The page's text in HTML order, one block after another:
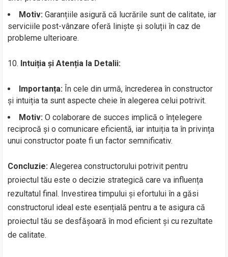
Motiv: Garanțiile asigură că lucrările sunt de calitate, iar
serviciile post-vânzare oferă liniște și soluții în caz de
probleme ulterioare.
10. Intuiția și Atenția la Detalii:
Importanța: În cele din urmă, încrederea în constructor
și intuiția ta sunt aspecte cheie în alegerea celui potrivit.
Motiv: O colaborare de succes implică o înțelegere
reciprocă și o comunicare eficientă, iar intuiția ta în privința
unui constructor poate fi un factor semnificativ.
Concluzie: Alegerea constructorului potrivit pentru
proiectul tău este o decizie strategică care va influența
rezultatul final. Investirea timpului și efortului în a găsi
constructorul ideal este esențială pentru a te asigura că
proiectul tău se desfășoară în mod eficient și cu rezultate
de calitate.